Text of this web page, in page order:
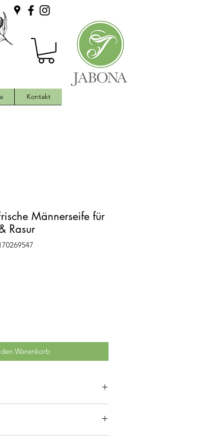
Kontakt
Männerseife für
Rasur
Warenkorb